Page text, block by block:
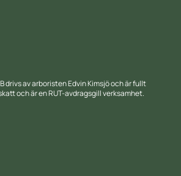
drivs av arboristen Edvin Kimsjö och är fullt
och är en RUT-avdragsgill verksamhet.